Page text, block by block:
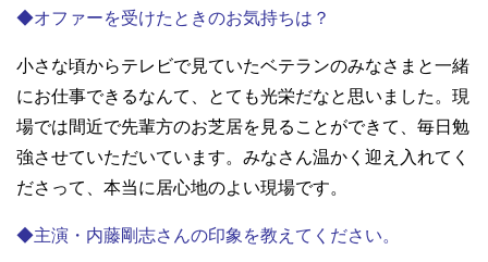
◆オファーを受けたときのお気持ちは？
小さな頃からテレビで見ていたベテランのみなさまと一緒
にお仕事できるなんて、とても光栄だなと思いました。現
場では間近で先輩方のお芝居を見ることができて、毎日勉
強させていただいています。みなさん温かく迎え入れてく
ださって、本当に居心地のよい現場です。
◆主演・内藤剛志さんの印象を教えてください。